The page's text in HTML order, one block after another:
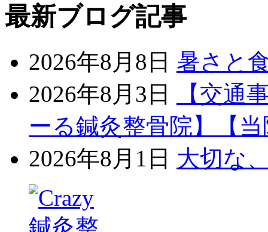
最新ブログ記事
2026年8月8日 暑さと
2026年8月3日
【交通
ーる鍼灸整骨院】【
2026年8月1日 大切な